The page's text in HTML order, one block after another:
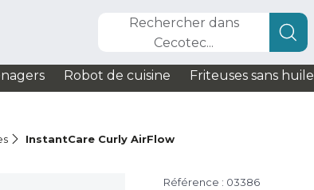
Rechercher dans
Cecotec...
Robot de cuisine Friteuses sans huile
InstantCare Curly AirFlow
Référence : 03386